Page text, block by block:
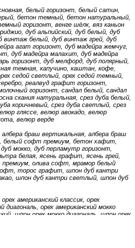
белый горизонт, белый сатин,
бетон темный, бетон натуральный,
горизонт, венге шёлк, вяз каньон
дуб альпийский, дуб белый, дуб
винтаж белый, дуб винтаж грей, дуб
агат горизонт, дуб мадейра жемчуг,
дуб мадейра малахит, дуб мадейра
горизонт, дуб мелфорд, дуб полярный,
темная, капучино, каштан, кофе,
седой светлый, орех седой темный,
реалвуд графит горизонт,
горизонт, сандал белый, сандал
скания натуральная, срез дуба белый,
коричневый, срез дуба светлый, срез
гляссе, велюр авокадо, велюр
велюр верде
албера браш вертикальная, албера браш
белый софт премиум, бетон хафит,
мокко, дуб перламутр горизонт,
белая, ясень графит, ясень грей,
олива софт, мрамор белый
торос графит, шпон дуб кантри
шпон дуб кантри светлый, шпон дуб
орех американский классик, орех
диагональ, орех американский мокко
шпон орех мокко диагональ, шпон орех